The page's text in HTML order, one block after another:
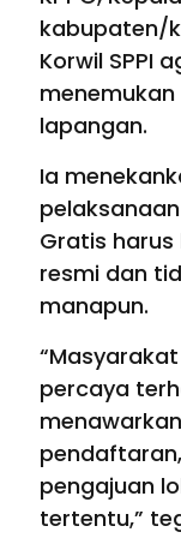
kabupaten/
Korwil SPPI
lapangan.
Ia
Gratis
resmi dan
manapun.
percaya
pengajuan
tertentu,”